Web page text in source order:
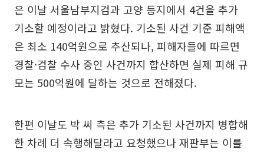
은 이날 서울남부지검과 고양 등지에서 4건을 추가
기소할 예정이라고 밝혔다. 기소된 사건 기준 피해액
은 최소 140억원으로 추산되나, 피해자들에 따르면
경찰·검찰 수사 중인 사건까지 합산하면 실제 피해 규
모는 500억원에 달하는 것으로 전해졌다.
한편 이날도 박 씨 측은 추가 기소된 사건까지 병합해
한 차례 더 속행해달라고 요청했으나 재판부는 이를